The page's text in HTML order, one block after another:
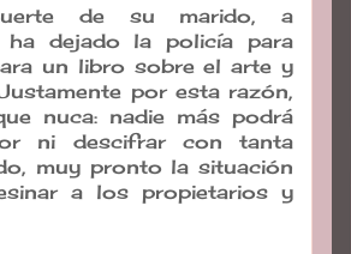
de su marido, a
dejado la policía para
un libro sobre el arte y
por esta razón,
nuca: nadie más podrá
ni descifrar con tanta
muy pronto la situación
a los propietarios y